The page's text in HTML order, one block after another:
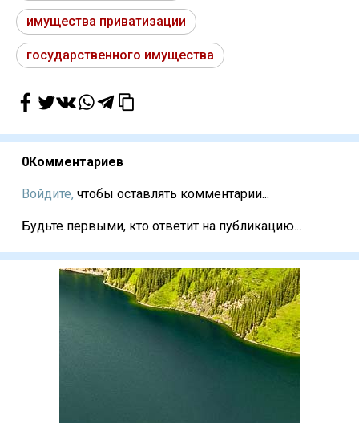
имущества приватизации
государственного имущества
0Комментариев
Войдите, чтобы оставлять комментарии...
Будьте первыми, кто ответит на публикацию...